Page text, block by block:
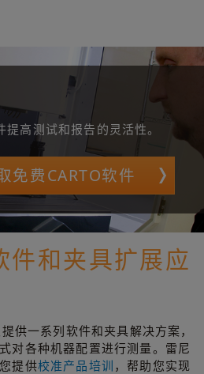
高测试和报告的灵活性。
免费CARTO软件
件和夹具扩展应
供一系列软件和夹具解决方案，
对各种机器配置进行测量。雷尼
提供校准产品培训 ，帮助您实现